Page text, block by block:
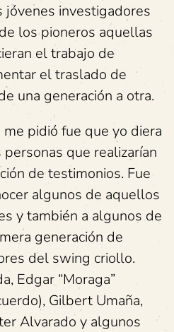
jóvenes investigadores
los pioneros aquellas
el trabajo de
el traslado de
una generación a otra.
pidió fue que yo diera
personas que realizarían
de testimonios. Fue
algunos de aquellos
y también a algunos de
generación de
del swing criollo.
Edgar “Moraga”
Gilbert Umaña,
Alvarado y algunos